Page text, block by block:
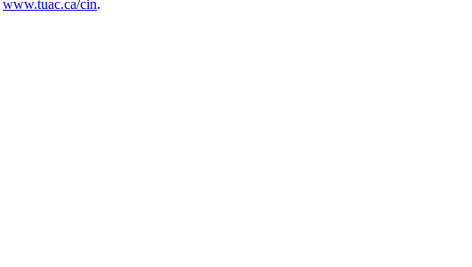
www.tuac.ca/cin.